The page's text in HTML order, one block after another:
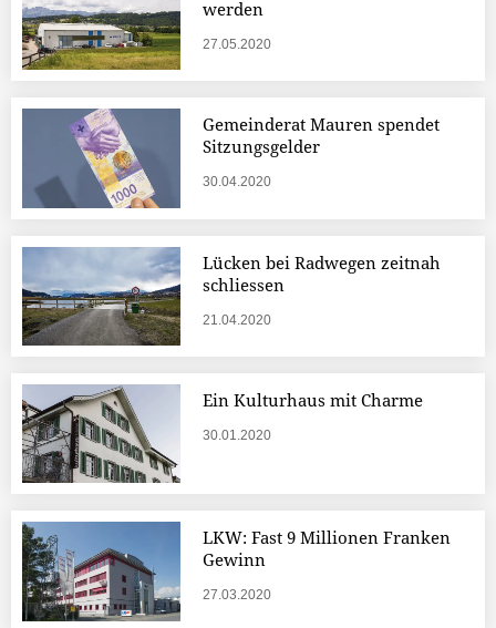
werden
27.05.2020
Gemeinderat Mauren spendet
Sitzungsgelder
30.04.2020
Lücken bei Radwegen zeitnah
schliessen
21.04.2020
Ein Kulturhaus mit Charme
30.01.2020
LKW: Fast 9 Millionen Franken
Gewinn
27.03.2020